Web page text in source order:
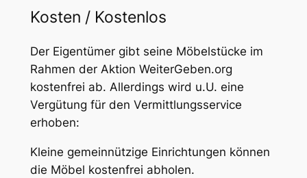
Kosten / Kostenlos
Der Eigentümer gibt seine Möbelstücke im
Rahmen der Aktion WeiterGeben.org
kostenfrei ab. Allerdings wird u.U. eine
Vergütung für den Vermittlungsservice
erhoben:
Kleine gemeinnützige Einrichtungen können
die Möbel kostenfrei abholen.